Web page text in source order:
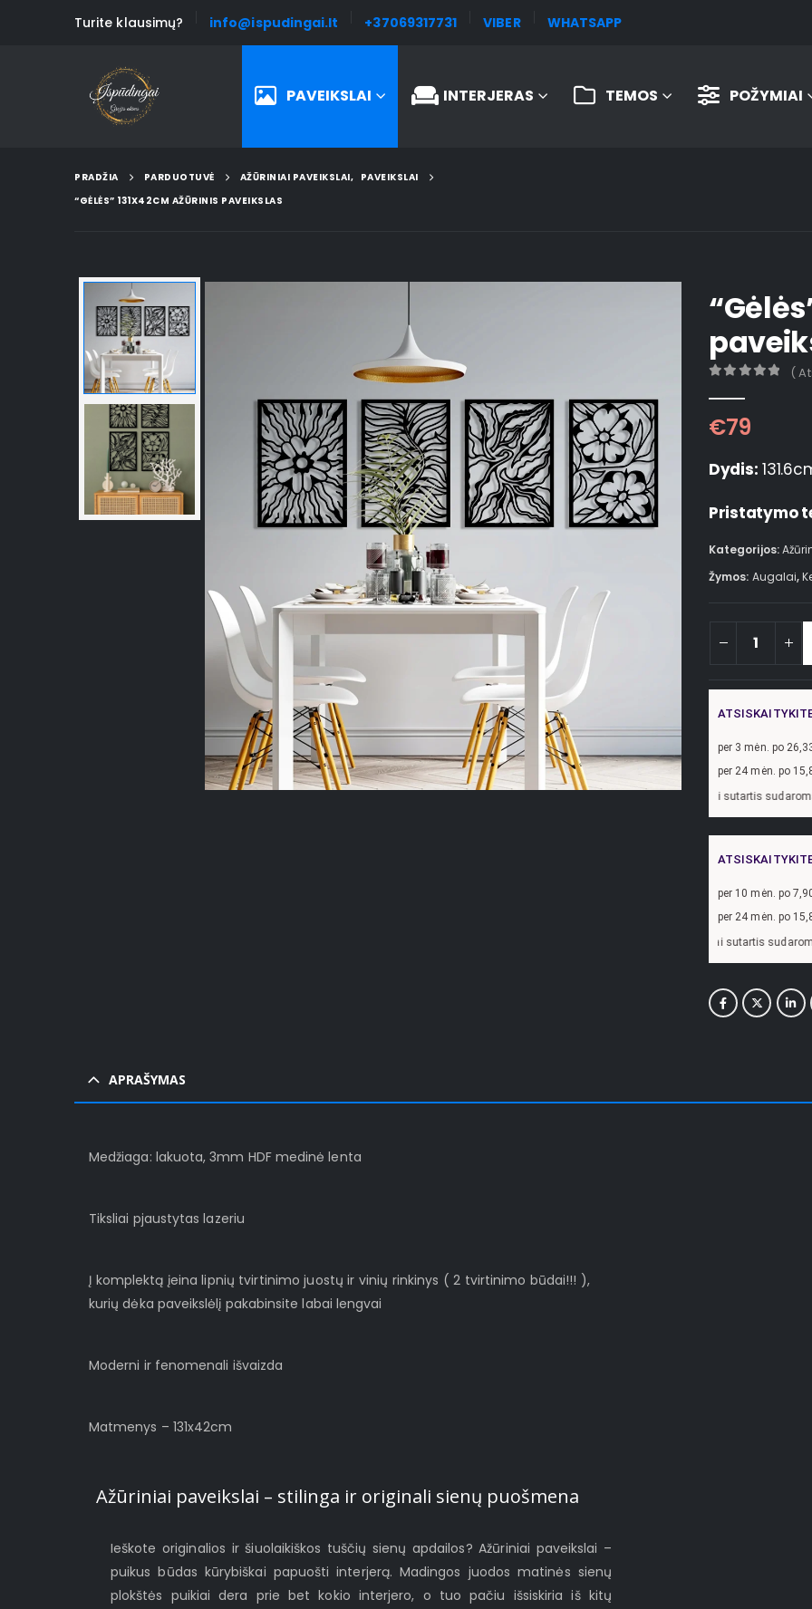
Turite klausimų? info@ispudingai.lt +37069317731 VIBER WHATSAPP
PAVEIKSLAI INTERJERAS TEMOS POŽYMIAI
PRADŽIA PARDUOTUVĖ AŽŪRINIAI PAVEIKSLAI, PAVEIKSLAI
“GĖLĖS” 131X42CM AŽŪRINIS PAVEIKSLAS
(
€79
Dydis:
Pristatymo
Kategorijos:
Žymos: Augalai,
per 3 mėn. po
per 24 mėn. po
€, kai sutartis sudaroma 24 mėn.
per 10 mėn. po
per 24 mėn. po
€, kai sutartis sudaroma 24 mėn.
APRAŠYMAS
Medžiaga: lakuota, 3mm HDF medinė lenta
Tiksliai pjaustytas lazeriu
Į komplektą įeina lipnių tvirtinimo juostų ir vinių rinkinys ( 2 tvirtinimo būdai!!! ),
kurių dėka paveikslėlį pakabinsite labai lengvai
Moderni ir fenomenali išvaizda
Matmenys – 131x42cm
Ažūriniai paveikslai – stilinga ir originali sienų puošmena
Ieškote originalios ir šiuolaikiškos tuščių sienų apdailos? Ažūriniai paveikslai –
puikus būdas kūrybiškai papuošti interjerą. Madingos juodos matinės sienų
plokštės puikiai dera prie bet kokio interjero, o tuo pačiu išsiskiria iš kitų